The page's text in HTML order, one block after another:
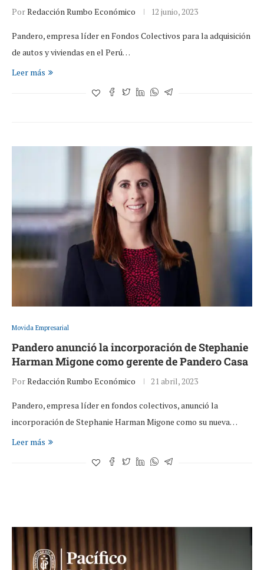
PorRedacción Rumbo Económico 12 junio, 2023
Pandero, empresa líder en Fondos Colectivos para la adquisición
de autos y viviendas en el Perú…
Leer más
Movida Empresarial
Pandero anunció la incorporación de Stephanie
Harman Migone como gerente de Pandero Casa
PorRedacción Rumbo Económico 21 abril, 2023
Pandero, empresa líder en fondos colectivos, anunció la
incorporación de Stephanie Harman Migone como su nueva…
Leer más